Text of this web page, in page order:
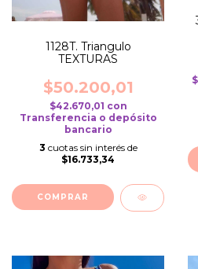
1128T. Triangulo
TEXTURAS
$50.200,01
$42.670,01 con
Transferencia o depósito
bancario
3 cuotas sin interés de
$16.733,34
COMPRAR